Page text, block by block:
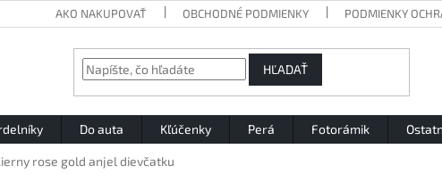
AKO NAKUPOVAŤ OBCHODNÉ PODMIENKY PODMIENKY
HĽADAŤ
Do auta Kľúčenky Perá Fotorámik
rose gold anjel dievčatku